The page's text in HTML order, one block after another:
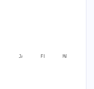
JANV. FÉVR. MARS